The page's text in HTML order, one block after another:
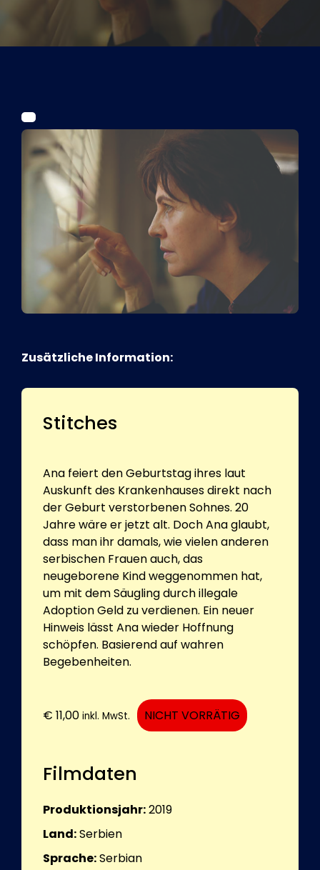
Kurier Romy 2026
Zusätzliche Information:
Stitches
Ana feiert den Geburtstag ihres laut
Auskunft des Krankenhauses direkt nach
der Geburt verstorbenen Sohnes. 20
Jahre wäre er jetzt alt. Doch Ana glaubt,
dass man ihr damals, wie vielen anderen
serbischen Frauen auch, das
neugeborene Kind weggenommen hat,
um mit dem Säugling durch illegale
Adoption Geld zu verdienen. Ein neuer
Hinweis lässt Ana wieder Hoffnung
schöpfen. Basierend auf wahren
Begebenheiten.
€ 11,00 inkl. MwSt. NICHT VORRÄTIG
Filmdaten
Produktionsjahr:2019
Land:Serbien
Sprache:Serbian